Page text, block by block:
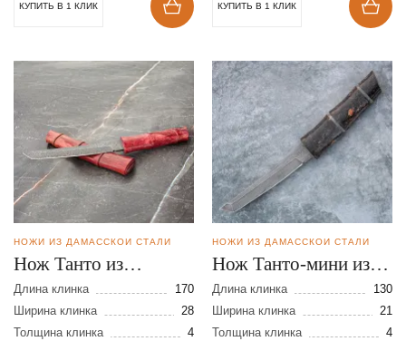
КУПИТЬ В 1 КЛИК КУПИТЬ В 1 КЛИК
НОЖИ ИЗ ДАМАССКОЙ СТАЛИ
Нож Танто из
дамасской стали
Длина клинка
170
Ширина клинка
28
Толщина клинка
4
НОЖИ ИЗ ДАМАССКОЙ СТАЛИ
Нож Танто-мини из
дамасской стали
Длина клинка
130
Ширина клинка
21
Толщина клинка
4